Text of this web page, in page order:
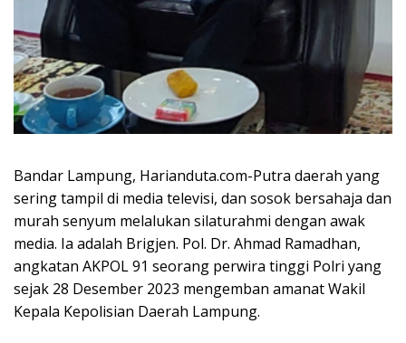
Bandar Lampung, Harianduta.com-Putra daerah yang
sering tampil di media televisi, dan sosok bersahaja dan
murah senyum melalukan silaturahmi dengan awak
media. Ia adalah Brigjen. Pol. Dr. Ahmad Ramadhan,
angkatan AKPOL 91 seorang perwira tinggi Polri yang
sejak 28 Desember 2023 mengemban amanat Wakil
Kepala Kepolisian Daerah Lampung.